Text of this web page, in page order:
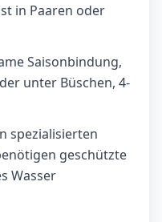
in Paaren oder
Saisonbindung,
unter Büschen, 4-
spezialisierten
geschützte
Wasser